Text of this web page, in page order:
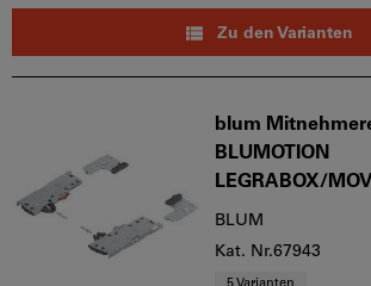
Zu den Varianten
blum
BLUMOTION
LEGRABOX/
BLUM
Kat. Nr.67943